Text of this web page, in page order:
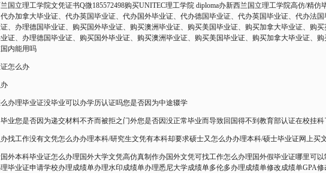
国立理工学院文凭证书Q微185572498购买UNITEC理工学院 diploma办新西兰国立理工学院高仿/精
办加拿大毕业证、代办英国毕业证、代办国外毕业证、代办德国毕业证、代办英国毕业证、代办法
、办理德国毕业证、购买国外毕业证、购买澳洲毕业证、购买美国毕业证、购买加拿大毕业证、
证、办理德国毕业证、购买国外毕业证、购买澳洲毕业证、购买美国毕业证、购买加拿大毕业证、
内能用吗
怎么办
办理毕业证没毕业可以办学历认证吗您是否因为中途辍学
业您是否因为递交材料不齐而被拒之门外您是否因没正常毕业而导致回国得不到教育部认证在校挂科
找工作没有文凭怎么办办理本科/研究生文凭有本科却要求硕士又怎么办办理本科/硕士毕业证网上买
外本科毕业证怎么办理国外大学文凭高仿真制作办国外文凭可找工作怎么办理国外假毕业证哪里
毕业证申请学校办理成绩单办理水印成绩单办理悉尼大学成绩单多伦多办理成绩单修改成绩单